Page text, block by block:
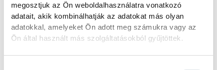
megosztjuk az Ön weboldalhasználatra vonatkozó
adatait, akik kombinálhatják az adatokat más olyan
adatokkal, amelyeket Ön adott meg számukra vagy az
Ön által használt más szolgáltatásokból gyűjtöttek.
sport
kézilabda
One Veszprém HC
férfi kézilabda BL
Xavier Pascual
Rodrigo Corrales